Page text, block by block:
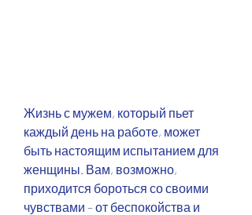
Жизнь с мужем, который пьет
каждый день на работе, может
быть настоящим испытанием для
женщины. Вам, возможно,
приходится бороться со своими
чувствами – от беспокойства и